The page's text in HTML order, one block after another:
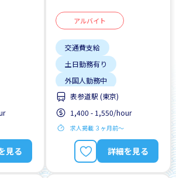
見る
アルバイト
交通費支給
土日勤務有り
外国人勤務中
女性歓迎
昇給
残業少ない
駅から近い
表参道駅 (東京)
1,400 - 1,550/hour
求人掲載 ３ヶ月前〜
詳細を見る